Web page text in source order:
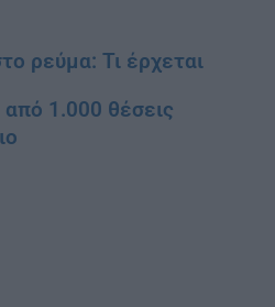
ρεύμα: Τι έρχεται
1.000 θέσεις